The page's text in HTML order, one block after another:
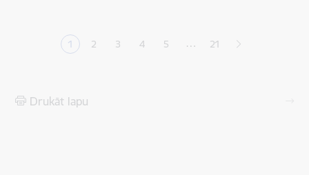
Pašreizējā lapa
1 Lapa
2 Lapa
3 Lapa
4 Lapa
5 … 21
Drukāt lapu